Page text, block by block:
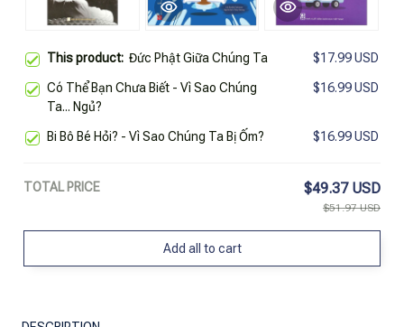
This product: Đức Phật Giữa Chúng Ta $17.99 USD
Có Thể Bạn Chưa Biết - Vì Sao Chúng
Ta... Ngủ?
$16.99 USD
Bi Bô Bé Hỏi? - Vì Sao Chúng Ta Bị Ốm? $16.99 USD
TOTAL PRICE $49.37 USD
$51.97 USD
Add all to cart